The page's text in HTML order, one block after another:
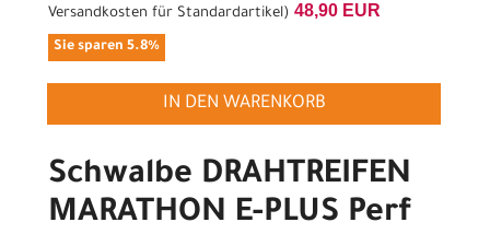
Versandkosten für Standardartikel) 48,90 EUR
Sie sparen 5.8%
IN DEN WARENKORB
Schwalbe DRAHTREIFEN
MARATHON E-PLUS Perf